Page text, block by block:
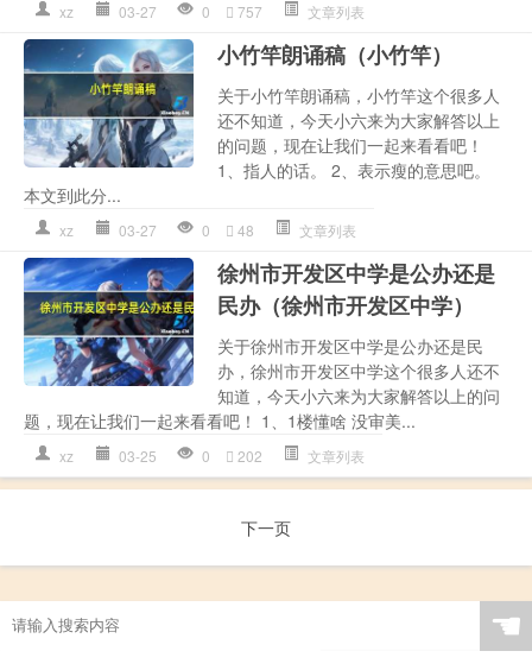
xz 03-27 0 757 文章列表
小竹竿朗诵稿（小竹竿）
关于小竹竿朗诵稿，小竹竿这个很多人
还不知道，今天小六来为大家解答以上
的问题，现在让我们一起来看看吧！
1、指人的话。 2、表示瘦的意思吧。
本文到此分...
xz 03-27 0 48 文章列表
徐州市开发区中学是公办还是
民办（徐州市开发区中学）
关于徐州市开发区中学是公办还是民
办，徐州市开发区中学这个很多人还不
知道，今天小六来为大家解答以上的问
题，现在让我们一起来看看吧！ 1、1楼懂啥 没审美...
xz 03-25 0 202 文章列表
下一页
☚